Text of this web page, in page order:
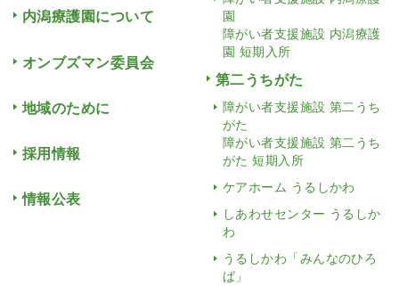
内潟療護園について
オンブズマン委員会
地域のために
採用情報
情報公表
園
障がい者支援施設 内潟療護
園 短期入所
第二うちがた
障がい者支援施設 第二うち
がた
障がい者支援施設 第二うち
がた 短期入所
ケアホーム うるしかわ
しあわせセンター うるしか
わ
うるしかわ「みんなのひろ
ば」